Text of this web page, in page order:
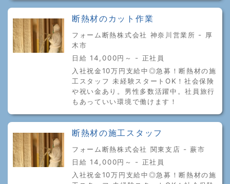
断熱材のカット作業
フォーム断熱株式会社 神奈川営業所 - 厚
木市
日給 14,000円～ - 正社員
入社祝金10万円支給中◎急募！断熱材の施
工スタッフ 未経験スタートOK！社会保険
や祝い金あり。男性多数活躍中。社員旅行
もあっていい環境で働けます！
断熱材の施工スタッフ
フォーム断熱株式会社 関東支店 - 蕨市
日給 14,000円～ - 正社員
入社祝金10万円支給中◎急募！断熱材の施